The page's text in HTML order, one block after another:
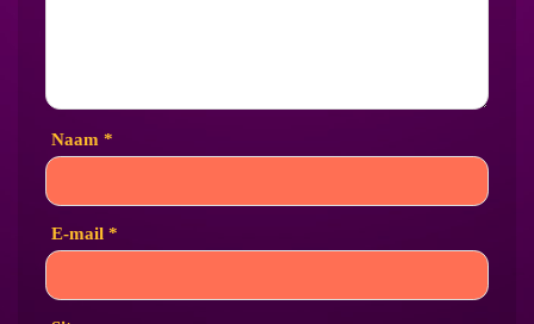
Naam *
E-mail *